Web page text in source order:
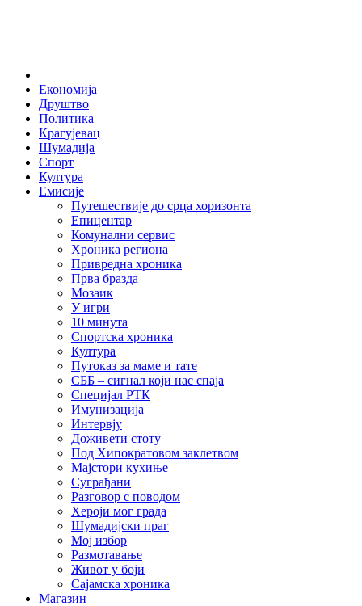
Економија
Друштво
Политика
Крагујевац
Шумадија
Спорт
Култура
Емисије
Путешествије до срца хоризонта
Епицентар
Комунални сервис
Хроника региона
Привредна хроника
Прва бразда
Мозаик
У игри
10 минута
Спортска хроника
Култура
Путоказ за маме и тате
СББ – сигнал који нас спаја
Специјал РТК
Имунизација
Интервју
Доживети стоту
Под Хипократовом заклетвом
Мајстори кухиње
Суграђани
Разговор с поводом
Хероји мог града
Шумадијски праг
Мој избор
Размотавање
Живот у боји
Сајамска хроника
Магазин